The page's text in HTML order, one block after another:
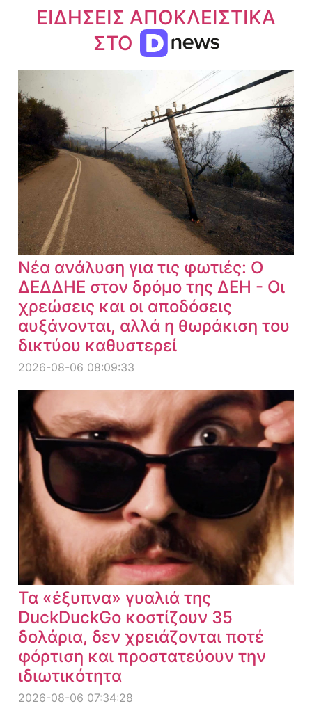
ΕΙΔΗΣΕΙΣ ΑΠΟΚΛΕΙΣΤΙΚΑ
ΣΤΟ
Νέα ανάλυση για τις φωτιές: Ο
ΔΕΔΔΗΕ στον δρόμο της ΔΕΗ - Οι
χρεώσεις και οι αποδόσεις
αυξάνονται, αλλά η θωράκιση του
δικτύου καθυστερεί
2026-08-06 08:09:33
Τα «έξυπνα» γυαλιά της
DuckDuckGo κοστίζουν 35
δολάρια, δεν χρειάζονται ποτέ
φόρτιση και προστατεύουν την
ιδιωτικότητα
2026-08-06 07:34:28